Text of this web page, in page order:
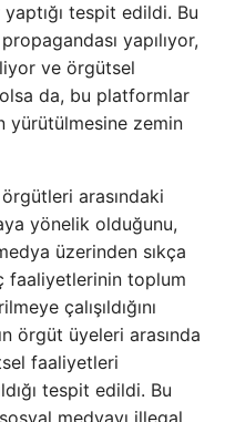
tespit edildi. Bu
yapılıyor,
ve örgütsel
da, bu platformlar
yürütülmesine zemin
arasındaki
yönelik olduğunu,
üzerinden sıkça
faaliyetlerinin toplum
çalışıldığını
örgüt üyeleri arasında
faaliyetleri
tespit edildi. Bu
medyayı illegal